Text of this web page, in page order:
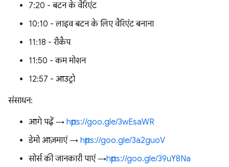
7:20 - बटन के वैरिएंट
10:10 - लाइव बटन के लिए वैरिएंट बनाना
11:18 - रीकैप
11:50 - कम मोशन
12:57 - आउट्रो
संसाधन:
आगे पढ़ें → https://goo.gle/3wEsaWR
डेमो आज़माएं → https://goo.gle/3a2guoV
सोर्स की जानकारी पाएं →https://goo.gle/39uY8Na